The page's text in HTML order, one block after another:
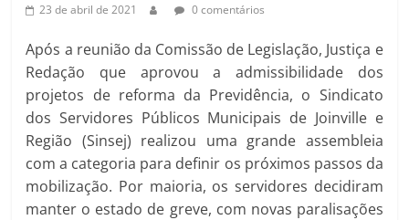
23 de abril de 2021 0 comentários
Após a reunião da Comissão de Legislação, Justiça e
Redação que aprovou a admissibilidade dos
projetos de reforma da Previdência, o Sindicato
dos Servidores Públicos Municipais de Joinville e
Região (Sinsej) realizou uma grande assembleia
com a categoria para definir os próximos passos da
mobilização. Por maioria, os servidores decidiram
manter o estado de greve, com novas paralisações